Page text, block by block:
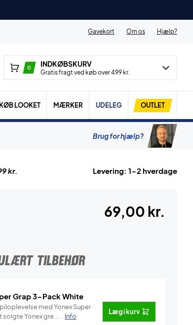
Gavekort Om os Hjælp?
0 INDKØBSKURV
Gratis fragt ved køb over 499 kr.
KØB LOOKET MÆRKER UDELEG OUTLET
Brug for hjælp?
kr. Levering: 1-2 hverdage
69,00 kr.
TILBEHØR
Grap 3-Pack White
med Yonex Super
Yonex gre...
Info
Læg i kurv